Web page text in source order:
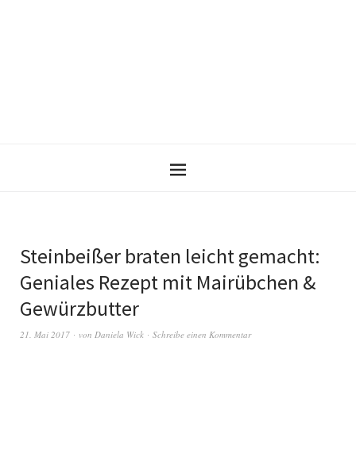
Steinbeißer braten leicht gemacht:
Geniales Rezept mit Mairübchen &
Gewürzbutter
21. Mai 2017 von Daniela Wick Schreibe einen Kommentar